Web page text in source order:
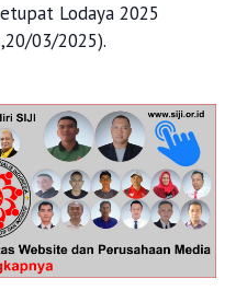
Lodaya 2025
03/2025).